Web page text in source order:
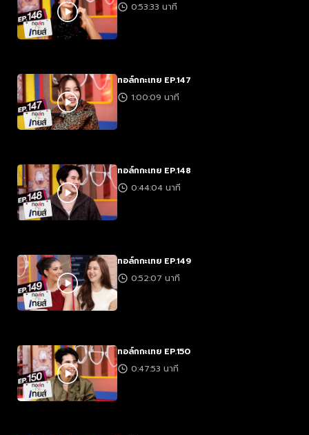
0:53:33 นาที
ทอล์กกะเทย EP.147
1:00:09 นาที
ทอล์กกะเทย EP.148
0:44:04 นาที
ทอล์กกะเทย EP.149
0:52:07 นาที
ทอล์กกะเทย EP.150
0:47:53 นาที